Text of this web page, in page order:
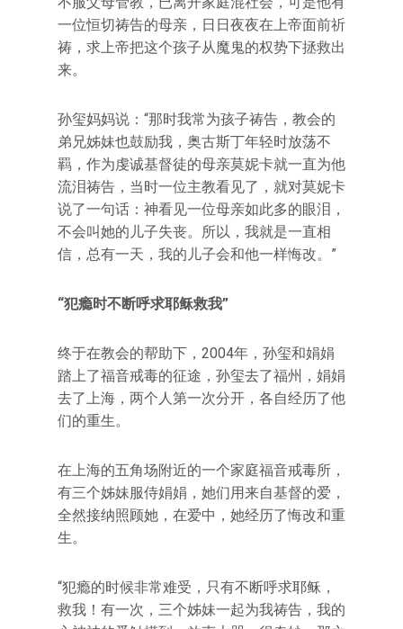
一位恒切祷告的母亲，日日夜夜在上帝面前祈
祷，求上帝把这个孩子从魔鬼的权势下拯救出
来。
孙玺妈妈说：“那时我常为孩子祷告，教会的
弟兄姊妹也鼓励我，奥古斯丁年轻时放荡不
羁，作为虔诚基督徒的母亲莫妮卡就一直为他
流泪祷告，当时一位主教看见了，就对莫妮卡
说了一句话：神看见一位母亲如此多的眼泪，
不会叫她的儿子失丧。所以，我就是一直相
信，总有一天，我的儿子会和他一样悔改。”
“犯瘾时不断呼求耶稣救我”
终于在教会的帮助下，2004年，孙玺和娟娟
踏上了福音戒毒的征途，孙玺去了福州，娟娟
去了上海，两个人第一次分开，各自经历了他
们的重生。
在上海的五角场附近的一个家庭福音戒毒所，
有三个姊妹服侍娟娟，她们用来自基督的爱，
全然接纳照顾她，在爱中，她经历了悔改和重
生。
“犯瘾的时候非常难受，只有不断呼求耶稣，
救我！有一次，三个姊妹一起为我祷告，我的